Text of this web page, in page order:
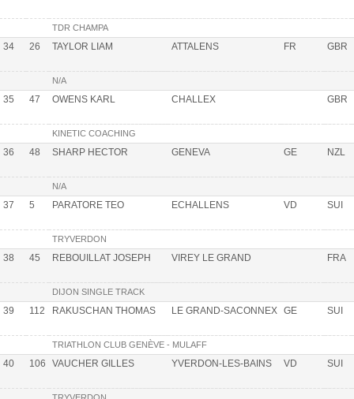
TDR CHAMPA
34 26 TAYLOR LIAM ATTALENS FR GBR
N/A
35 47 OWENS KARL CHALLEX GBR
KINETIC COACHING
36 48 SHARP HECTOR GENEVA GE NZL
N/A
37 5 PARATORE TEO ECHALLENS VD SUI
TRYVERDON
38 45 REBOUILLAT JOSEPH VIREY LE GRAND FRA
DIJON SINGLE TRACK
39 112 RAKUSCHAN THOMAS LE GRAND-SACONNEX GE SUI
TRIATHLON CLUB GENÈVE - MULAFF
40 106 VAUCHER GILLES YVERDON-LES-BAINS VD SUI
TRYVERDON